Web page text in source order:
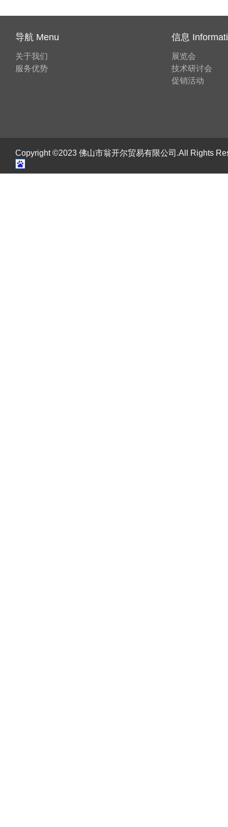
导航 Menu
关于我们
服务优势
信息
展览会
技术研讨会
促销活动
Copyright ©2023 佛山市翁开尔贸易有限公司.All Rights